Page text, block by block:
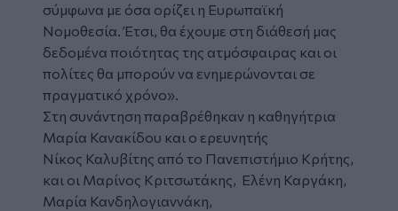
σύμφωνα με όσα ορίζει η Ευρωπαϊκή
Νομοθεσία. Έτσι, θα έχουμε στη διάθεσή μας
δεδομένα ποιότητας της ατμόσφαιρας και οι
πολίτες θα μπορούν να ενημερώνονται σε
πραγματικό χρόνο».
Στη συνάντηση παραβρέθηκαν η καθηγήτρια
Μαρία Κανακίδου και ο ερευνητής
Νίκος Καλυβίτης από το Πανεπιστήμιο Κρήτης,
και οι Μαρίνος Κριτσωτάκης, Ελένη Καργάκη,
Μαρία Κανδηλογιαννάκη,